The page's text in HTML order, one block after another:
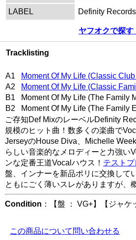
LABEL
Definity
ヤフオクで探す
Tracklisting
A1
Moment Of My Life (Classic
A2
Moment Of My Life (Classic
B1 Moment Of My Life (The Family
B2 Moment Of My Life (The Family
ご存知Def MixのレーベルDefinity
規模のヒット曲！数多くの楽曲で
JerseyのHouse Diva、Michelle
らしい音楽的なメロディーと力強い
ンな定番王道Vocalハウス！ テストプ
盤、インナーを新品ポリに交換して
ともにごく薄いスレがありますが、
Condition ：【盤 ： VG+】【ジャケ
この商品について問い合わせる